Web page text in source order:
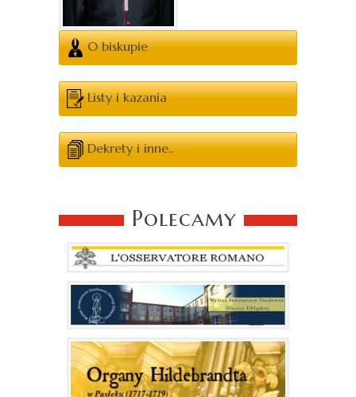
O biskupie
Listy i kazania
Dekrety i inne..
Polecamy